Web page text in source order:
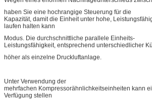
haben Sie eine hochrangige Steuerung für die
Kapazität, damit die Einheit unter hohe,
laufen halten kann
Modus. Die durchschnittliche parallele Einheits-
Leistungsfähigkeit, entsprechend unterschiedlicher
höher als einzelne Druckluftanlage.
Unter Verwendung der
mehrfachen Kompressorähnlichkeitseinheiten kann
Verfügung stellen